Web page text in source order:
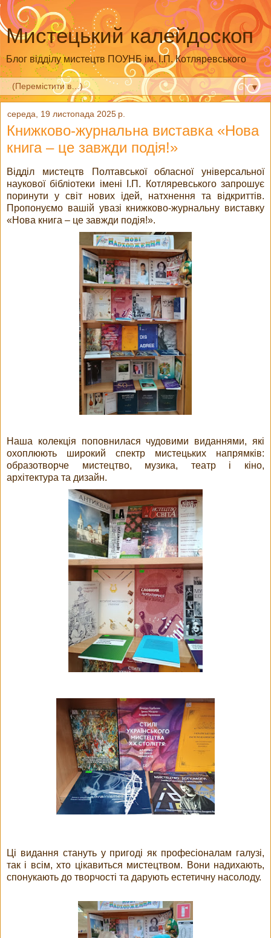
Мистецький калейдоскоп
Блог відділу мистецтв ПОУНБ ім. І.П. Котляревського
▼
середа, 19 листопада 2025 р.
Книжково-журнальна виставка «Нова
книга – це завжди подія!»
Відділ мистецтв Полтавської обласної універсальної
наукової бібліотеки імені І.П. Котляревського запрошує
поринути у світ нових ідей, натхнення та відкриттів.
Пропонуємо вашій увазі книжково-журнальну виставку
«Нова книга – це завжди подія!».
Наша колекція поповнилася чудовими виданнями, які
охоплюють широкий спектр мистецьких напрямків:
образотворче мистецтво, музика, театр і кіно,
архітектура та дизайн.
Ці видання стануть у пригоді як професіоналам галузі,
так і всім, хто цікавиться мистецтвом. Вони надихають,
спонукають до творчості та дарують естетичну насолоду.